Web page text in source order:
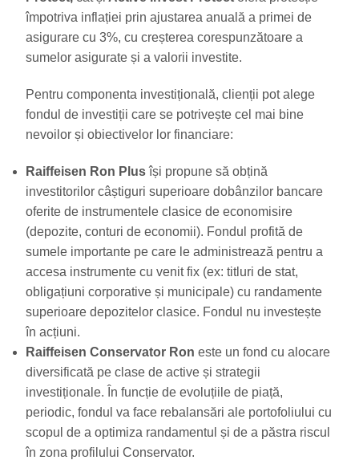
împotriva inflației prin ajustarea anuală a primei de
asigurare cu 3%, cu creșterea corespunzătoare a
sumelor asigurate și a valorii investite.
Pentru componenta investițională, clienții pot alege
fondul de investiții care se potrivește cel mai bine
nevoilor și obiectivelor lor financiare:
Raiffeisen Ron Plusîși propune să obțină
investitorilor câștiguri superioare dobânzilor bancare
oferite de instrumentele clasice de economisire
(depozite, conturi de economii). Fondul profită de
sumele importante pe care le administrează pentru a
accesa instrumente cu venit fix (ex: titluri de stat,
obligațiuni corporative și municipale) cu randamente
superioare depozitelor clasice. Fondul nu investește
în acțiuni.
Raiffeisen Conservator Ron este un fond cu alocare
diversificată pe clase de active și strategii
investiționale. În funcție de evoluțiile de piață,
periodic, fondul va face rebalansări ale portofoliului cu
scopul de a optimiza randamentul și de a păstra riscul
în zona profilului Conservator.